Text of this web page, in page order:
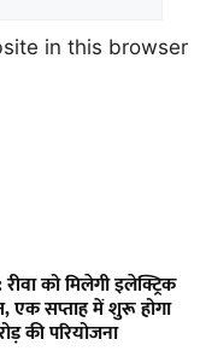
in this browser
को मिलेगी इलेक्ट्रिक
एक सप्ताह में शुरू होगा
की परियोजना